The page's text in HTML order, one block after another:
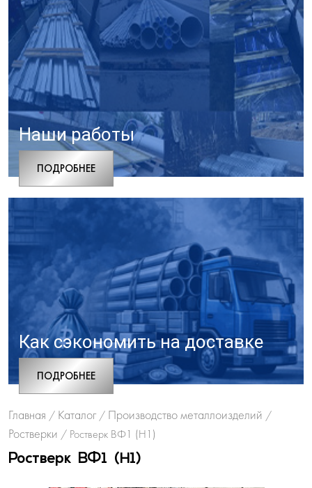
Наши работы
ПОДРОБНЕЕ
Как сэкономить на доставке
ПОДРОБНЕЕ
Главная / Каталог / Производство металлоизделий /
Ростверки / Ростверк ВФ1 (H1)
Ростверк ВФ1 (H1)